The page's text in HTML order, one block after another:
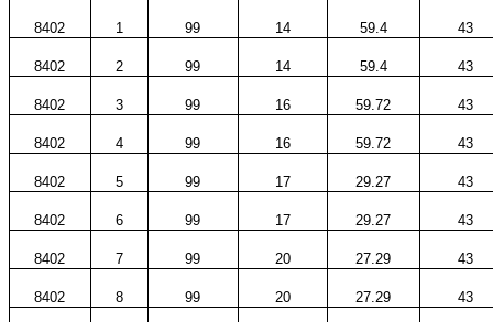
8402 1 99 14 59.4 43
8402 2 99 14 59.4 43
8402 3 99 16 59.72 43
8402 4 99 16 59.72 43
8402 5 99 17 29.27 43
8402 6 99 17 29.27 43
8402 7 99 20 27.29 43
8402 8 99 20 27.29 43